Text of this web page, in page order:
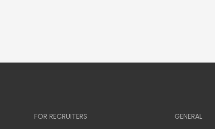
FOR RECRUITERS GENERAL